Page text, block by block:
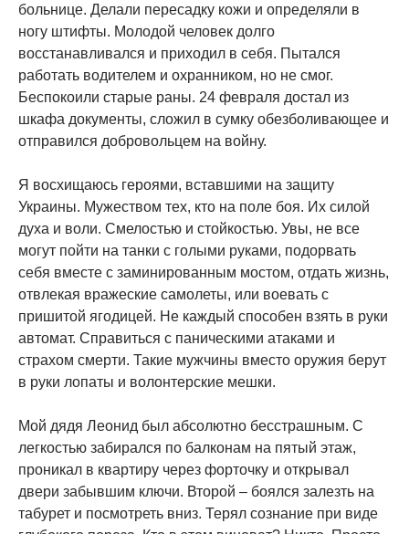
больнице. Делали пересадку кожи и определяли в
ногу штифты. Молодой человек долго
восстанавливался и приходил в себя. Пытался
работать водителем и охранником, но не смог.
Беспокоили старые раны. 24 февраля достал из
шкафа документы, сложил в сумку обезболивающее и
отправился добровольцем на войну.
Я восхищаюсь героями, вставшими на защиту
Украины. Мужеством тех, кто на поле боя. Их силой
духа и воли. Смелостью и стойкостью. Увы, не все
могут пойти на танки с голыми руками, подорвать
себя вместе с заминированным мостом, отдать жизнь,
отвлекая вражеские самолеты, или воевать с
пришитой ягодицей. Не каждый способен взять в руки
автомат. Справиться с паническими атаками и
страхом смерти. Такие мужчины вместо оружия берут
в руки лопаты и волонтерские мешки.
Мой дядя Леонид был абсолютно бесстрашным. С
легкостью забирался по балконам на пятый этаж,
проникал в квартиру через форточку и открывал
двери забывшим ключи. Второй – боялся залезть на
табурет и посмотреть вниз. Терял сознание при виде